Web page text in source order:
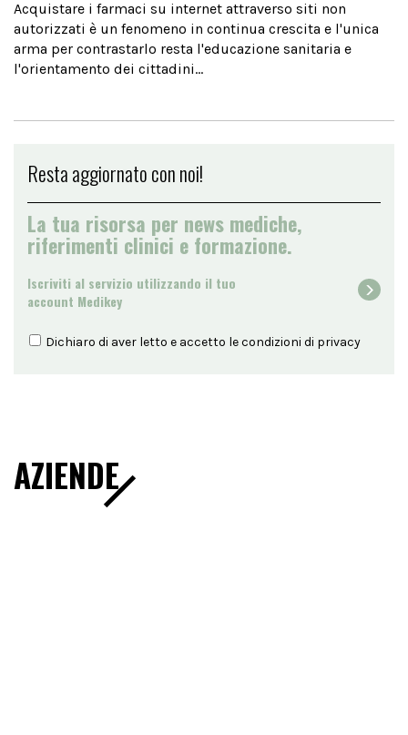
Acquistare i farmaci su internet attraverso siti non
autorizzati è un fenomeno in continua crescita e l'unica
arma per contrastarlo resta l'educazione sanitaria e
l'orientamento dei cittadini...
Resta aggiornato con noi!
La tua risorsa per news mediche,
riferimenti clinici e formazione.
Iscriviti al servizio utilizzando il tuo
account Medikey
Dichiaro di aver letto e accetto le condizioni di privacy
AZIENDE